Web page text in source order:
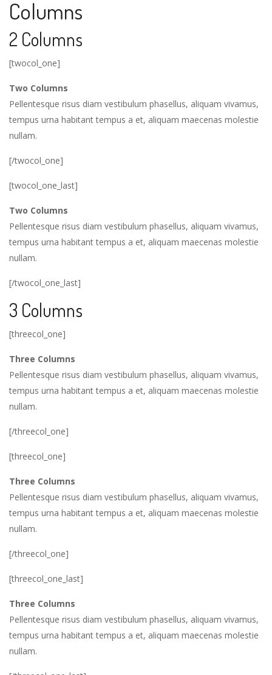
Columns
2 Columns
[twocol_one]
Two Columns
Pellentesque risus diam vestibulum phasellus, aliquam vivamus,
tempus urna habitant tempus a et, aliquam maecenas molestie
nullam.
[/twocol_one]
[twocol_one_last]
Two Columns
Pellentesque risus diam vestibulum phasellus, aliquam vivamus,
tempus urna habitant tempus a et, aliquam maecenas molestie
nullam.
[/twocol_one_last]
3 Columns
[threecol_one]
Three Columns
Pellentesque risus diam vestibulum phasellus, aliquam vivamus,
tempus urna habitant tempus a et, aliquam maecenas molestie
nullam.
[/threecol_one]
[threecol_one]
Three Columns
Pellentesque risus diam vestibulum phasellus, aliquam vivamus,
tempus urna habitant tempus a et, aliquam maecenas molestie
nullam.
[/threecol_one]
[threecol_one_last]
Three Columns
Pellentesque risus diam vestibulum phasellus, aliquam vivamus,
tempus urna habitant tempus a et, aliquam maecenas molestie
nullam.